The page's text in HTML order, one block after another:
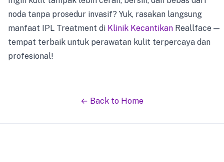
noda tanpa prosedur invasif? Yuk, rasakan langsung
manfaat IPL Treatment di Klinik Kecantikan Reallface —
tempat terbaik untuk perawatan kulit terpercaya dan
profesional!
← Back to Home